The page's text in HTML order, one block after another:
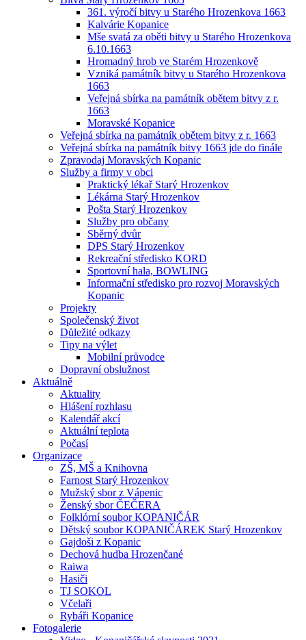
361. výročí bitvy u Starého Hrozenkova 1663
Kalvárie Kopanice
Mše svatá za oběti bitvy u Starého Hrozenkova
6.10.1663
Hromadný hrob ve Starém Hrozenkově
Vzniká památník bitvy u Starého Hrozenkova
1663
Veřejná sbírka na památník obětem bitvy z r.
1663
Moravské Kopanice
Veřejná sbírka na památník obětem bitvy z r. 1663
Veřejná sbírka na památník bitvy 1663 jde do finále
Zpravodaj Moravských Kopanic
Služby a firmy v obci
Praktický lékař Starý Hrozenkov
Lékárna Starý Hrozenkov
Pošta Starý Hrozenkov
Služby pro občany
Sběrný dvůr
DPS Starý Hrozenkov
Rekreační středisko KORD
Sportovní hala, BOWLING
Informační středisko pro rozvoj Moravských
Kopanic
Projekty
Společenský život
Důležité odkazy
Tipy na výlet
Mobilní průvodce
Dopravní obslužnost
Aktuálně
Aktuality
Hlášení rozhlasu
Kalendář akcí
Aktuální teplota
Počasí
Organizace
ZŠ, MŠ a Knihovna
Farnost Starý Hrozenkov
Mužský sbor z Vápenic
Ženský sbor ČEČERA
Folklórní soubor KOPANIČÁR
Dětský soubor KOPANIČÁREK Starý Hrozenkov
Gajdoši z Kopanic
Dechová hudba Hrozenčané
Raiwa
Hasiči
TJ SOKOL
Včelaři
Rybáři Kopanice
Fotogalerie